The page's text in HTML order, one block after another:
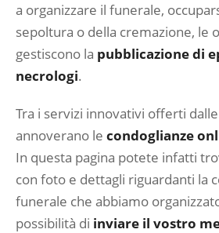
a organizzare il funerale,
sepoltura o della cremazione, le
gestiscono la pubblicazione di
necrologi.
Tra i servizi innovativi offerti
annoverano le condoglianze
In questa pagina potete infatti
con foto e dettagli riguardanti la
funerale che abbiamo
possibilità di inviare il vostro